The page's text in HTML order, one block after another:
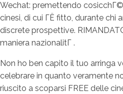
Wechat: premettendo
cinesi, di cui ГЁ fitto, durante chi
discrete prospettive.
maniera nazionalitГ .
Non ho ben capito il tuo arringa
celebrare in quanto veramente
riuscito a scoparsi FREE delle